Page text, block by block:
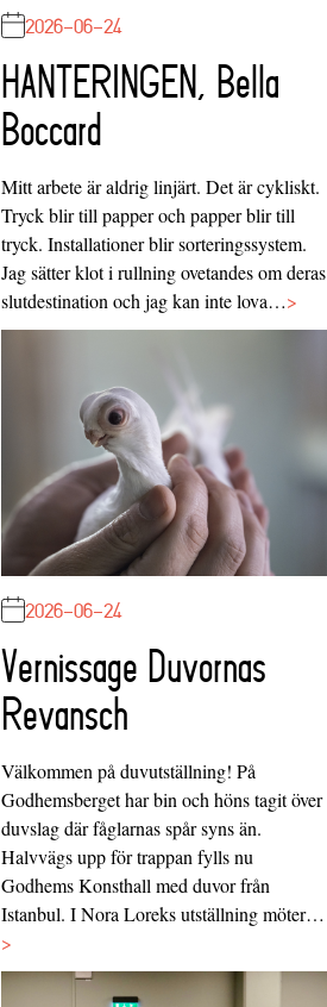
2026-06-24
HANTERINGEN, Bella
Boccard
Mitt arbete är aldrig linjärt. Det är cykliskt.
Tryck blir till papper och papper blir till
tryck. Installationer blir sorteringssystem.
Jag sätter klot i rullning ovetandes om deras
slutdestination och jag kan inte lova…>
2026-06-24
Vernissage Duvornas
Revansch
Välkommen på duvutställning! På
Godhemsberget har bin och höns tagit över
duvslag där fåglarnas spår syns än.
Halvvägs upp för trappan fylls nu
Godhems Konsthall med duvor från
Istanbul. I Nora Loreks utställning möter…
>